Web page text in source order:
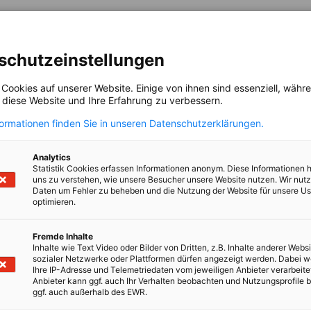
заснемана с фотоапарат и/или видеокамера по време на събитие,
и видеоматериалите да бъдат публикувани в медийните канали на ГБИТК, без да
съдържание. Съгласието може да бъде оттеглено по всяко време.
бъдат обработвани в рамките на събитието.
auf unserer Website. Einige von ihnen sind essenziell,
Website und Ihre Erfahrung zu verbessern.
finden Sie in unseren Datenschutzerklärungen.
Analytics
Statistik Cookies erfassen Informationen anonym. Diese Informationen
uns zu verstehen, wie unsere Besucher unsere Website nutzen. Wir
Daten um Fehler zu beheben und die Nutzung der Website für unsere
optimieren.
Fremde Inhalte
Inhalte wie Text Video oder Bilder von Dritten, z.B. Inhalte anderer
sozialer Netzwerke oder Plattformen dürfen angezeigt werden. Dabei
Ihre IP-Adresse und Telemetriedaten vom jeweiligen Anbieter
Anbieter kann ggf. auch Ihr Verhalten beobachten und Nutzungsprofile
ggf. auch außerhalb des EWR.